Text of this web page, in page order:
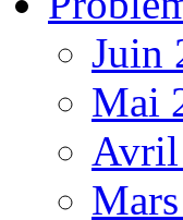
Juin
Mai
Avril